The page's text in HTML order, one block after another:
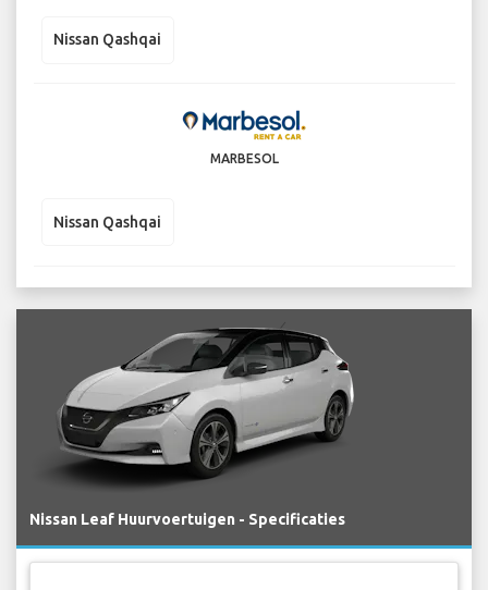
Nissan Qashqai
MARBESOL
Nissan Qashqai
Nissan Leaf Huurvoertuigen - Specificaties